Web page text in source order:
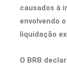
causados à
envolvendo
liquidação
O BRB